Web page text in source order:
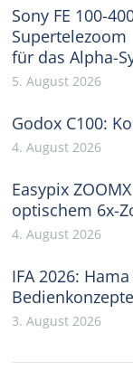
Sony FE 100-
Supertelezoom
für das Alpha-
5. August 2026
Godox C100:
4. August 2026
Easypix
optischem 6x-
4. August 2026
IFA 2026:
3. August 2026